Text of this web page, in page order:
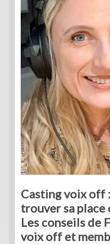
Casting voix off
trouver sa place
Les conseils de
voix off et